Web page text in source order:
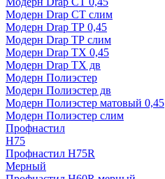
Модерн Drap СТ слим
Модерн Drap ТР 0,45
Модерн Drap ТР слим
Модерн Drap ТХ 0,45
Модерн Drap ТХ дв
Модерн Полиэстер
Модерн Полиэстер дв
Модерн Полиэстер матовый 0,45
Модерн Полиэстер слим
Профнастил
H75
Профнастил H75R
Мерный